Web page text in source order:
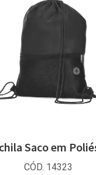
Saco em
CÓD. 14323